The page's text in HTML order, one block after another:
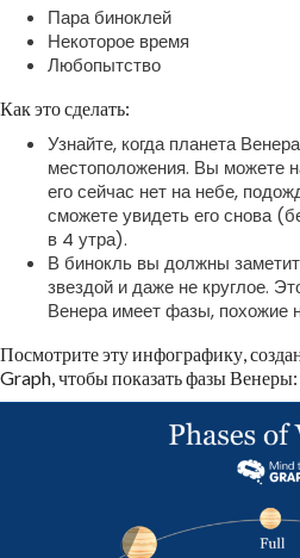
Пара биноклей
Некоторое время
Любопытство
Как это сделать:
Узнайте, когда планета
местоположения. Вы можете
его сейчас нет на небе,
сможете увидеть его снова
в 4 утра).
В бинокль вы должны
звездой и даже не круглое.
Венера имеет фазы, похожие
Посмотрите эту инфографику,
Graph, чтобы показать фазы Венеры: